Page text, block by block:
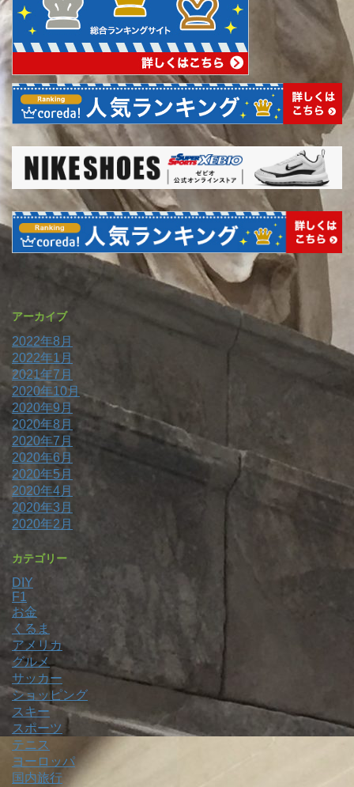
アーカイブ
2022年8月
2022年1月
2021年7月
2020年10月
2020年9月
2020年8月
2020年7月
2020年6月
2020年5月
2020年4月
2020年3月
2020年2月
カテゴリー
DIY
F1
お金
くるま
アメリカ
グルメ
サッカー
ショッピング
スキー
スポーツ
テニス
ヨーロッパ
国内旅行